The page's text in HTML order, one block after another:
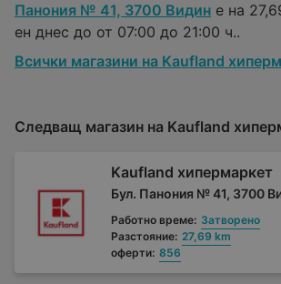
Панония № 41, 3700 Видин е на
ен днес до от 07:00 до 21:00 ч..
Всички магазини на Kaufland
Следващ магазин на Kaufland
Kaufland хипермаркет
Бул. Панония № 41, 3700
Работно време: Затворено
Разстояние: 27,69 km
оферти: 856